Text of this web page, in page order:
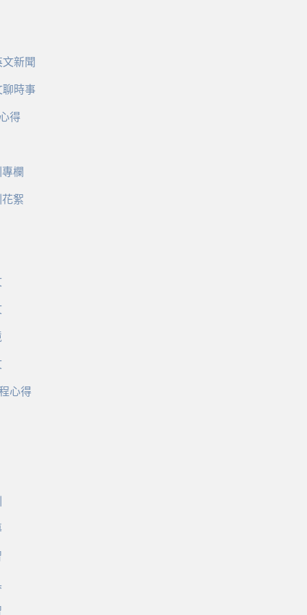
新聞
聊時事
得
欄
絮
心得